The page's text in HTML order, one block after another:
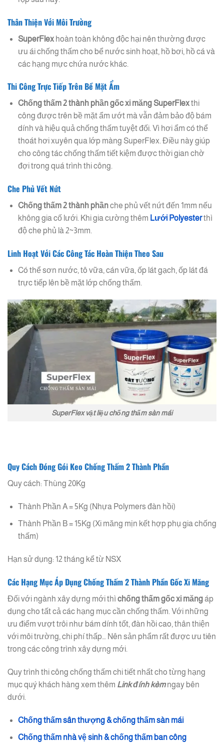
Thân Thiện Với Môi Trường
SuperFlexhoàn toàn không độc hại nên thường được
ưu ái chống thấm cho bể nước sinh hoạt, hồ bơi, hồ cá và
các hạng mực chứa nước khác.
Thi Công Trực Tiếp Trên Bề Mặt Ẩm
Chống thấm 2 thành phần gốc xi măng SuperFlexthi
công được trên bề mặt ẩm ướt mà vẫn đảm bảo độ bám
dính và hiệu quả chống thấm tuyệt đối. Vì hơi ẩm có thể
thoát hơi xuyên qua lớp màng SuperFlex. Điều này giúp
cho công tác chống thấm tiết kiệm được thời gian chờ
đợi trong quá trình thi công.
Che Phủ Vết Nứt
Chống thấm 2 thành phầnche phủ vết nứt đến 1mm nếu
không gia cố lưới. Khi gia cường thêm Lưới Polyesterthì
độ che phủ là 2~3mm.
Linh Hoạt Với Các Công Tác Hoàn Thiện Theo Sau
Có thể sơn nước, tô vữa, cán vữa, ốp lát gạch, ốp lát đá
trực tiếp lên bề mặt lớp chống thấm.
SuperFlex vật liệu chống thấm sàn mái
Quy Cách Đóng Gói Keo Chống Thấm 2 Thành Phần
Quy cách: Thùng 20Kg
Thành Phần A = 5Kg (Nhựa Polymers đàn hồi)
Thành Phần B = 15Kg (Xi măng mịn kết hợp phụ gia chống
thấm)
Hạn sử dụng: 12 tháng kể từ NSX
Các Hạng Mục Áp Dụng Chống Thấm 2 Thành Phần Gốc Xi Măng
Đối với ngành xây dựng mới thì chống thấm gốc xi măngáp
dụng cho tất cả các hạng mục cần chống thấm. Với những
ưu điểm vượt trôi như bám dính tốt, đàn hồi cao, thân thiện
với môi trường, chi phí thấp… Nên sản phẩm rất được ưu tiên
trong các công trình xây dựng mới.
Quy trình thi công chống thấm chi tiết nhất cho từng hạng
mục quý khách hàng xem thêm Link đính kèmngay bên
dưới.
Chống thấm sân thượng & chống thấm sàn mái
Chống thấm nhà vệ sinh & chống thấm ban công